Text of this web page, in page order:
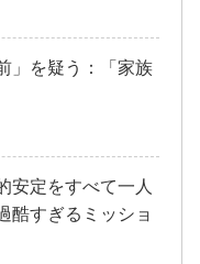
」を疑う：「家族
安定をすべて一人
酷すぎるミッショ